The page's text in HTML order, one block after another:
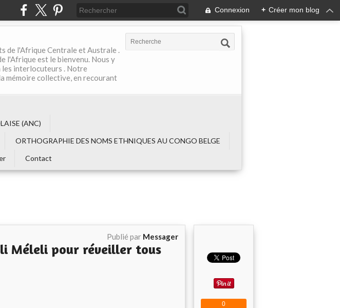
Connexion + Créer mon blog
de l'Afrique Centrale et Australe .
l'Afrique est le bienvenu. Nous y
les interlocuteurs . Notre
mémoire collective, en recourant
(ANC)
ORTHOGRAPHIE DES NOMS ETHNIQUES AU CONGO BELGE
Contact
Publié par Messager
Méleli pour réveiller tous
0